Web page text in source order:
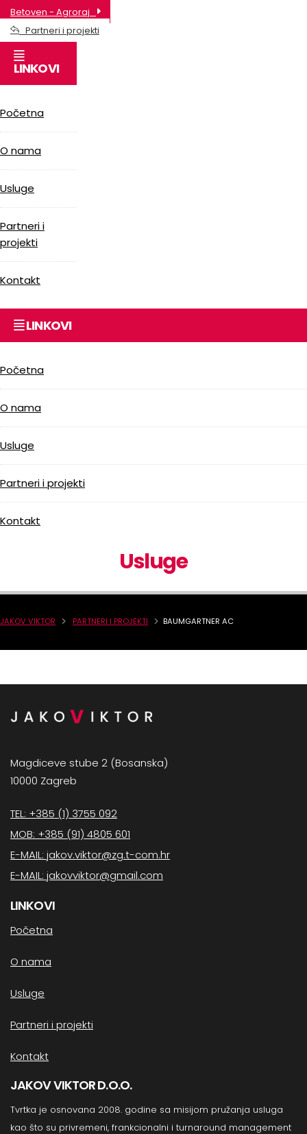
Betoven - Agroraj
Partneri i projekti
LINKOVI
Početna
O nama
Usluge
Partneri i
projekti
Kontakt
LINKOVI
Početna
O nama
Usluge
Partneri i projekti
Kontakt
Usluge
JAKOV VIKTOR PARTNERI I PROJEKTI BAUMGARTNER AC
Magdiceve stube 2 (Bosanska)
10000 Zagreb
TEL: +385 (1) 3755 092
MOB: +385 (91) 4805 601
E-MAIL: jakov.viktor@zg.t-com.hr
E-MAIL: jakovviktor@gmail.com
LINKOVI
Početna
O nama
Usluge
Partneri i projekti
Kontakt
JAKOV VIKTOR D.O.O.
Tvrtka je osnovana 2008. godine sa misijom pružanja usluga
kao što su privremeni, frankcionalni i turnaround management